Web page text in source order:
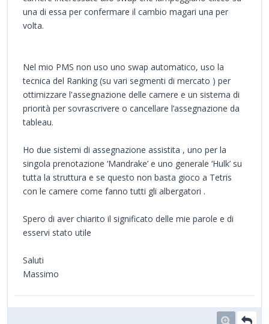
una di essa per confermare il cambio magari una per
volta.
Nel mio PMS non uso uno swap automatico, uso la
tecnica del Ranking (su vari segmenti di mercato ) per
ottimizzare l'assegnazione delle camere e un sistema di
priorità per sovrascrivere o cancellare l’assegnazione da
tableau.
Ho due sistemi di assegnazione assistita , uno per la
singola prenotazione ‘Mandrake’ e uno generale ‘Hulk’ su
tutta la struttura e se questo non basta gioco a Tetris
con le camere come fanno tutti gli albergatori .
Spero di aver chiarito il significato delle mie parole e di
esservi stato utile
Saluti
Massimo